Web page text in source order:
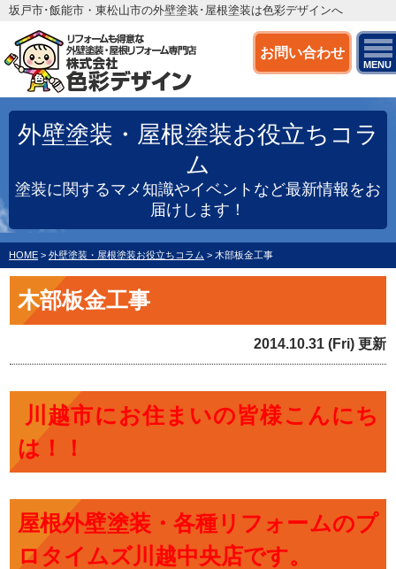
お問い合わせ
MENU
坂戸市･飯能市・東松山市の外壁塗装･屋根塗装は色彩デザインへ
外壁塗装・屋根塗装お役立ちコラ
ム
塗装に関するマメ知識やイベントなど最新情報をお
届けします！
HOME > 外壁塗装・屋根塗装お役立ちコラム > 木部板金工事
木部板金工事
2014.10.31 (Fri) 更新
川越市にお住まいの皆様こんにち
は！！
屋根外壁塗装・各種リフォームのプ
ロタイムズ川越中央店です。